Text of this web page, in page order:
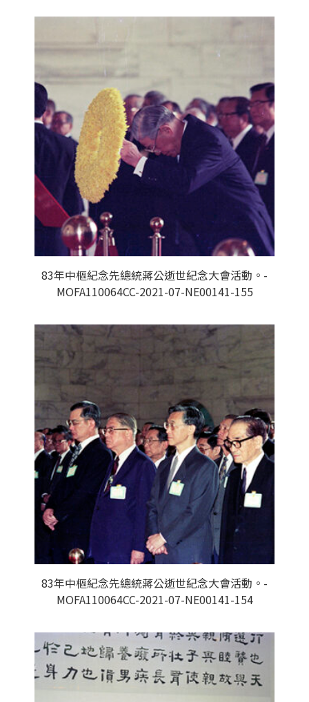
83年中樞紀念先總統蔣公逝世紀念大會活動。-
MOFA110064CC-2021-07-NE00141-155
83年中樞紀念先總統蔣公逝世紀念大會活動。-
MOFA110064CC-2021-07-NE00141-154